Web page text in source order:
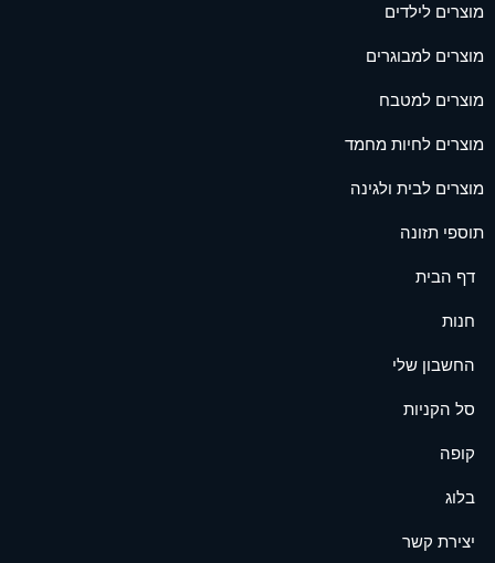
מוצרים לילדים
מוצרים למבוגרים
מוצרים למטבח
מוצרים לחיות מחמד
מוצרים לבית ולגינה
תוספי תזונה
דף הבית
חנות
החשבון שלי
סל הקניות
קופה
בלוג
יצירת קשר